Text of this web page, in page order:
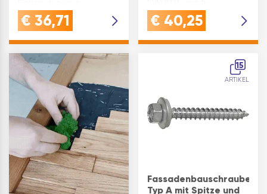
gehärtetem Edelstahl
handelt es sich um
speziell für Hartholz.
Die Schraube verfügt
über ein…
€ 36,71
aufmontierter
Dichtscheibe ø 16 mm
EPDM-Dichtung.Für die
Verschraubung auf
€ 40,25
15
ARTIKEL
Fassadenbauschraube
Typ A mit Spitze und